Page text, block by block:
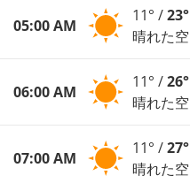
05:00 AM
11° /23°
晴れた空
06:00 AM
11° /26°
晴れた空
07:00 AM
11° /27°
晴れた空